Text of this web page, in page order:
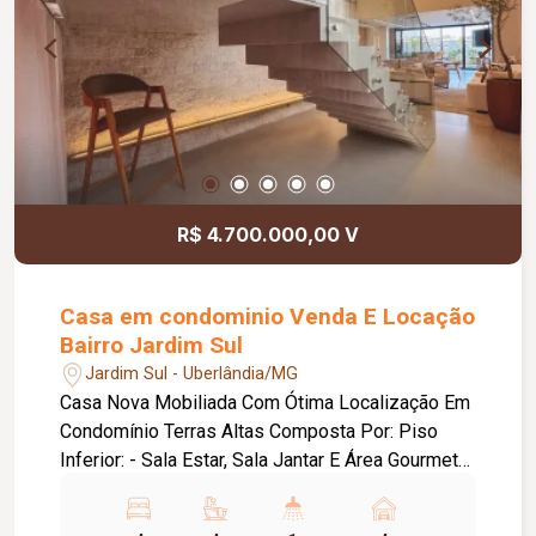
R$ 4.700.000,00 V
Casa em condominio Venda E Locação
Bairro Jardim Sul
Jardim Sul - Uberlândia/MG
Casa Nova Mobiliada Com Ótima Localização Em
Condomínio Terras Altas Composta Por: Piso
Inferior: - Sala Estar, Sala Jantar E Área Gourmet
Para Escritório Ou Suíte); - Sala Cinema; -